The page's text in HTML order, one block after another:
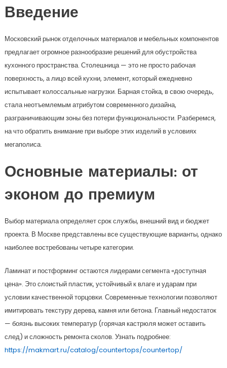
Введение
Московский рынок отделочных материалов и мебельных компонентов
предлагает огромное разнообразие решений для обустройства
кухонного пространства. Столешница — это не просто рабочая
поверхность, а лицо всей кухни, элемент, который ежедневно
испытывает колоссальные нагрузки. Барная стойка, в свою очередь,
стала неотъемлемым атрибутом современного дизайна,
разграничивающим зоны без потери функциональности. Разберемся,
на что обратить внимание при выборе этих изделий в условиях
мегаполиса.
Основные материалы: от
эконом до премиум
Выбор материала определяет срок службы, внешний вид и бюджет
проекта. В Москве представлены все существующие варианты, однако
наиболее востребованы четыре категории.
Ламинат и постформинг остаются лидерами сегмента «доступная
цена». Это слоистый пластик, устойчивый к влаге и ударам при
условии качественной торцовки. Современные технологии позволяют
имитировать текстуру дерева, камня или бетона. Главный недостаток
— боязнь высоких температур (горячая кастрюля может оставить
след) и сложность ремонта сколов. Узнать подробнее:
https://makmart.ru/catalog/countertops/countertop/